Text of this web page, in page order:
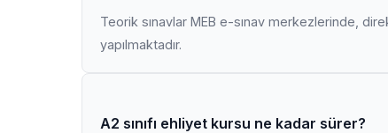
Teorik sınavlar MEB e-sınav merkezlerinde,
yapılmaktadır.
A2 sınıfı ehliyet kursu ne kadar sürer?